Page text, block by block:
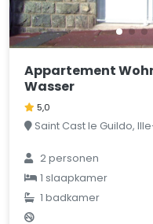
Appartement
Wasser
5,0
Saint Cast le Guildo,
2 personen
1 slaapkamer
1 badkamer